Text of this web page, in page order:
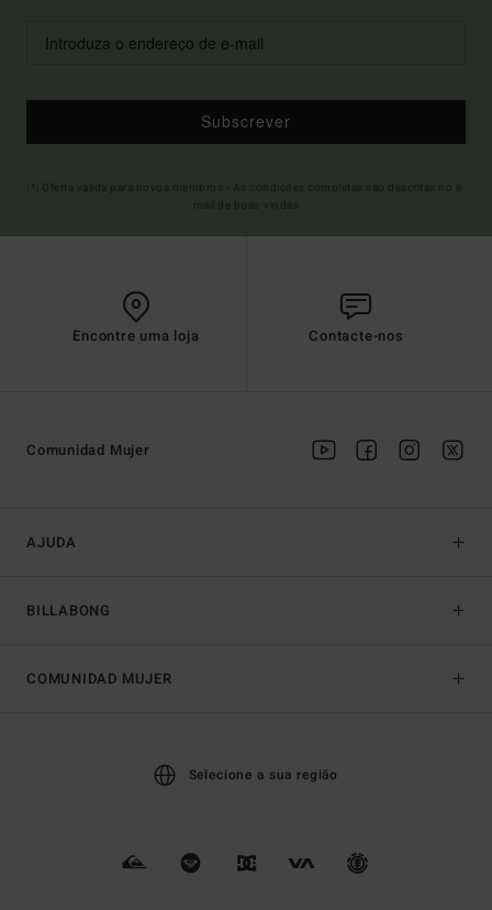
Subscrever
Encontre uma loja Contacte-nos
AJUDA
BILLABONG
Comunidad Mujer
COMUNIDAD MUJER
Selecione a sua região